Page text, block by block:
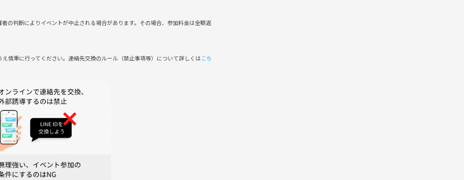
の判断によりイベントが中止される場合があります。その場合、参加料金は全額返
慎重に行ってください。連絡先交換のルール（禁止事項等）について詳しくはこち